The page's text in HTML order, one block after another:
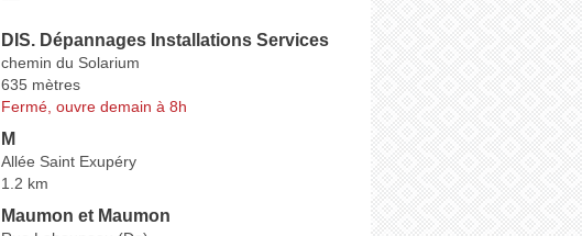
DIS. Dépannages Installations Services
chemin du Solarium
635 mètres
Fermé, ouvre demain à 8h
M
Allée Saint Exupéry
1.2 km
Maumon et Maumon